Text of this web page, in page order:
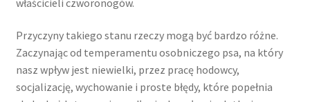
Przyczyny takiego stanu rzeczy mogą być bardzo różne.
Zaczynając od temperamentu osobniczego psa, na który
nasz wpływ jest niewielki, przez pracę hodowcy,
socjalizację, wychowanie i proste błędy, które popełnia